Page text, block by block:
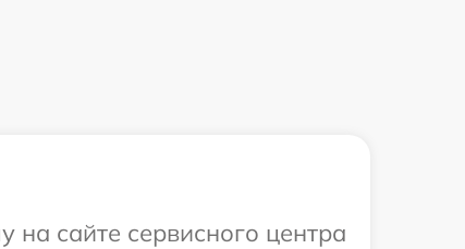
сайте сервисного центра